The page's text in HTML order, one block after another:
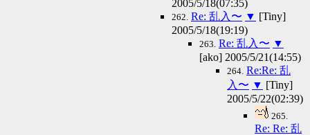
2005/5/18(07:35)
262. Re: 乱入〜 ▼ [Tiny]
2005/5/18(19:19)
263. Re: 乱入〜 ▼
[ako] 2005/5/21(14:55)
264. Re:Re: 乱
入〜 ▼ [Tiny]
2005/5/22(02:39)
265.
Re: Re: 乱